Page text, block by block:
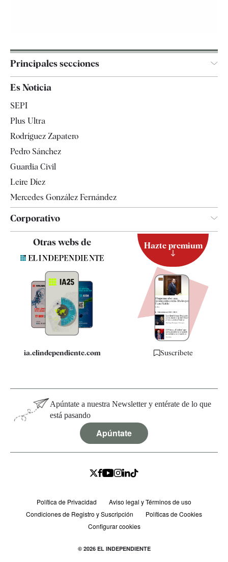
Principales secciones
Televisión
Es Noticia
SEPI
Plus Ultra
Rodríguez Zapatero
Pedro Sánchez
Guardia Civil
Leire Díez
Mercedes González Fernández
Corporativo
Quiénes somos
Especificaciones
Otras webs de
ia.elindependiente.com
Hazte premium
Suscríbete
Apúntate a nuestra Newsletter y entérate de lo que
está pasando
Apúntate
Política de Privacidad
Aviso legal y Términos de uso
Condiciones de Registro y Suscripción
Políticas de Cookies
Configurar cookies
© 2026 EL INDEPENDIENTE